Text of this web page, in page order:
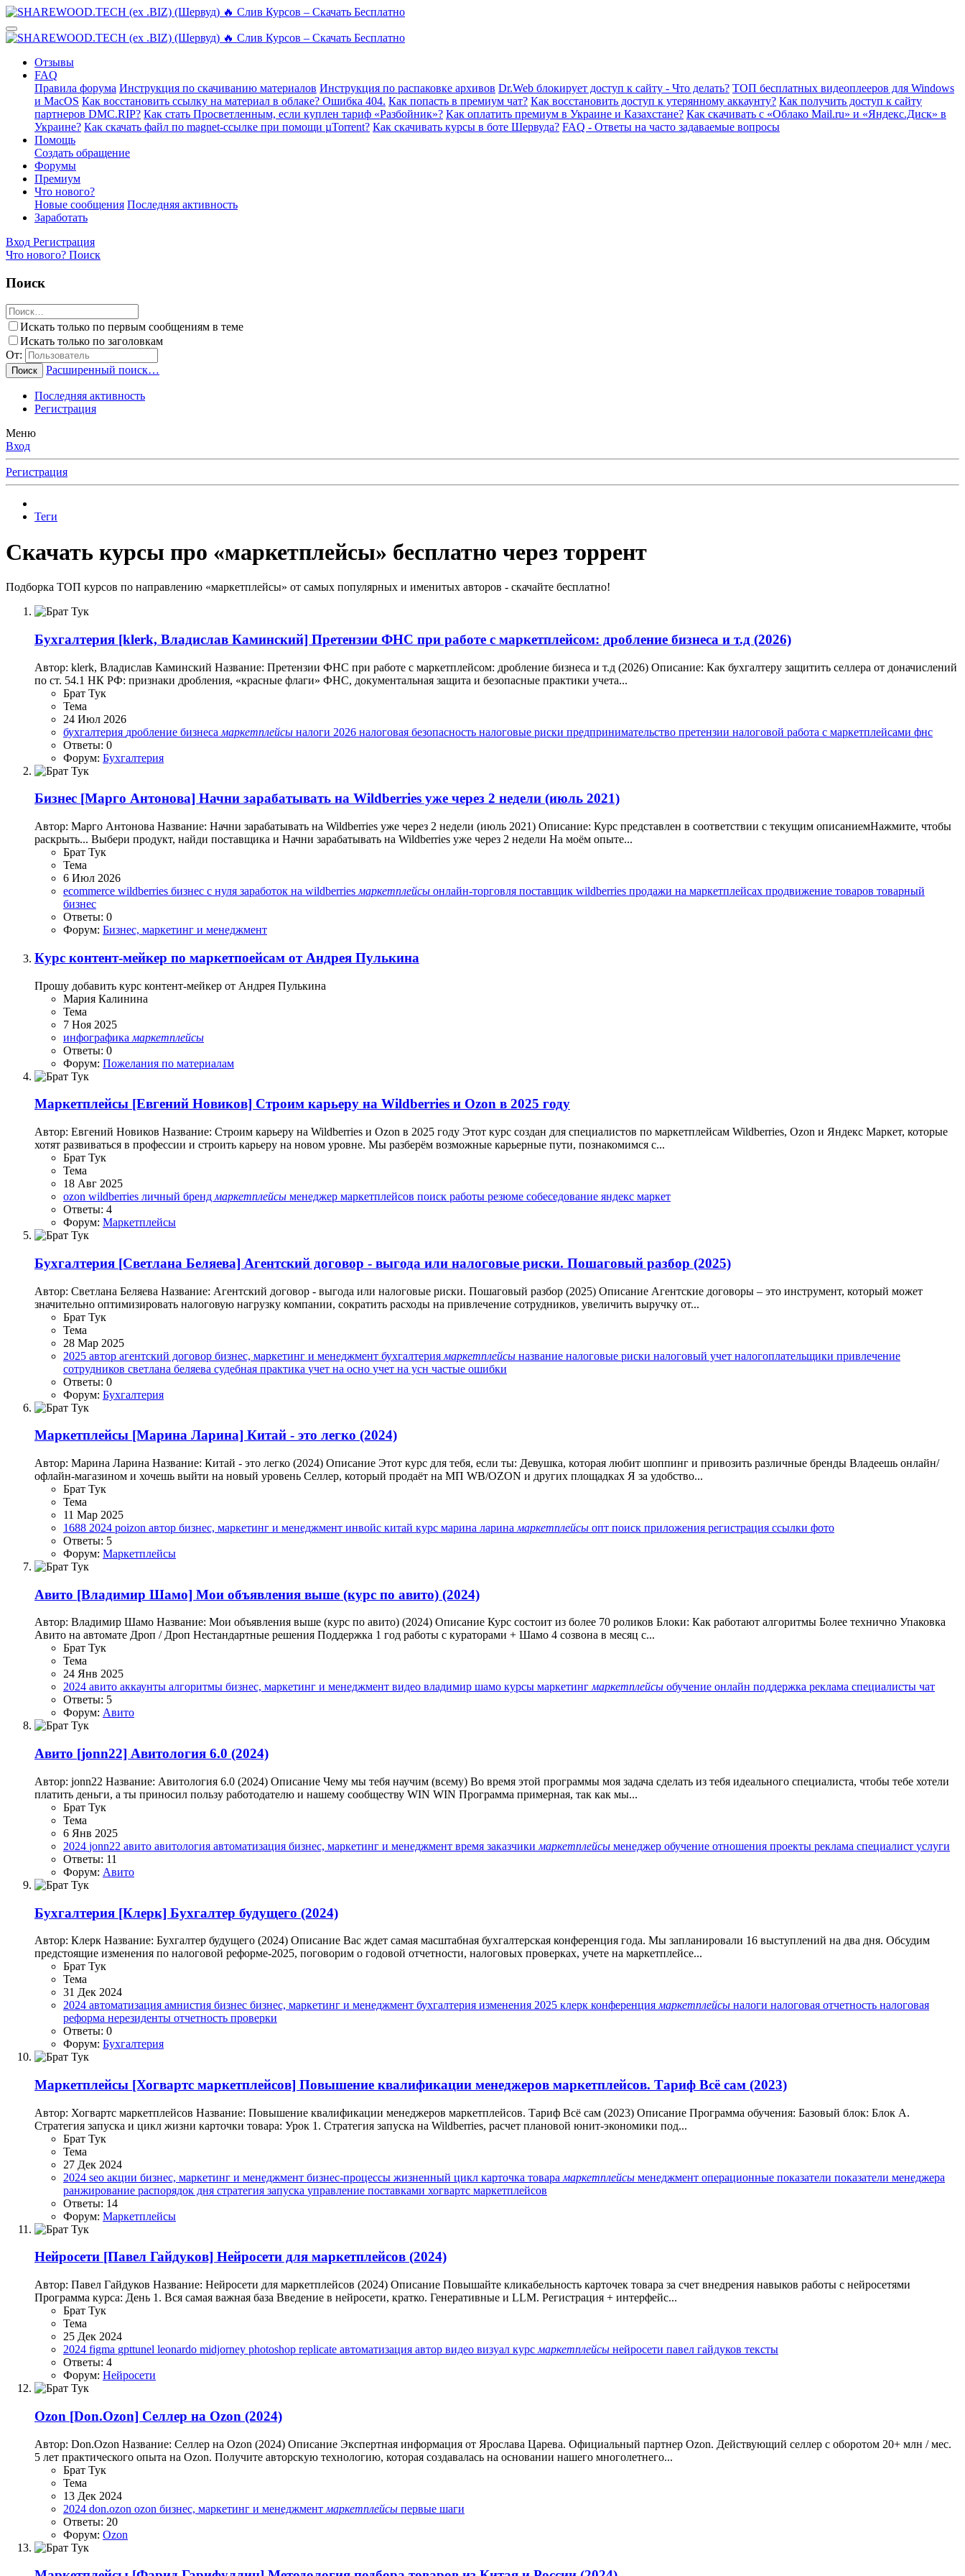
Отзывы
FAQ
Правила форума Инструкция по скачиванию материалов Инструкция по распаковке архивов Dr.Web блокирует доступ к сайту - Что делать? ТОП бесплатных видеоплееров для Windows
и MacOS Как восстановить ссылку на материал в облаке? Ошибка 404. Как попасть в премиум чат? Как восстановить доступ к утерянному аккаунту? Как получить доступ к сайту
партнеров DMC.RIP? Как стать Просветленным, если куплен тариф «Разбойник»? Как оплатить премиум в Украине и Казахстане? Как скачивать с «Облако Mail.ru» и «Яндекс.Диск» в
Украине? Как скачать файл по magnet-ссылке при помощи µTorrent? Как скачивать курсы в боте Шервуда? FAQ - Ответы на часто задаваемые вопросы
Помощь
Создать обращение
Форумы
Премиум
Что нового?
Новые сообщения Последняя активность
Заработать
Вход Регистрация
Что нового? Поиск
Поиск
Искать только по первым сообщениям в теме
Искать только по заголовкам
От:
Поиск Расширенный поиск…
Последняя активность
Регистрация
Меню
Вход
Регистрация
Теги
Скачать курсы про «маркетплейсы» бесплатно через торрент
Подборка ТОП курсов по направлению «маркетплейсы» от самых популярных и именитых авторов - скачайте бесплатно!
Бухгалтерия [klerk, Владислав Каминский] Претензии ФНС при работе с маркетплейсом: дробление бизнеса и т.д (2026)
Автор: klerk, Владислав Каминский Название: Претензии ФНС при работе с маркетплейсом: дробление бизнеса и т.д (2026) Описание: Как бухгалтеру защитить селлера от доначислений
по ст. 54.1 НК РФ: признаки дробления, «красные флаги» ФНС, документальная защита и безопасные практики учета...
Брат Тук
Тема
24 Июл 2026
бухгалтерия дробление бизнеса маркетплейсы налоги 2026 налоговая безопасность налоговые риски предпринимательство претензии налоговой работа с маркетплейсами фнс
Ответы: 0
Форум: Бухгалтерия
Бизнес [Марго Антонова] Начни зарабатывать на Wildberries уже через 2 недели (июль 2021)
Автор: Марго Антонова Название: Начни зарабатывать на Wildberries уже через 2 недели (июль 2021) Описание: Курс представлен в соответствии с текущим описаниемНажмите, чтобы
раскрыть... Выбери продукт, найди поставщика и Начни зарабатывать на Wildberries уже через 2 недели На моём опыте...
Брат Тук
Тема
6 Июл 2026
ecommerce wildberries бизнес с нуля заработок на wildberries маркетплейсы онлайн-торговля поставщик wildberries продажи на маркетплейсах продвижение товаров товарный
бизнес
Ответы: 0
Форум: Бизнес, маркетинг и менеджмент
Курс контент-мейкер по маркетпоейсам от Андрея Пулькина
Прошу добавить курс контент-мейкер от Андрея Пулькина
Мария Калинина
Тема
7 Ноя 2025
инфографика маркетплейсы
Ответы: 0
Форум: Пожелания по материалам
Маркетплейсы [Евгений Новиков] Строим карьеру на Wildberries и Ozon в 2025 году
Автор: Евгений Новиков Название: Строим карьеру на Wildberries и Ozon в 2025 году Этот курс создан для специалистов по маркетплейсам Wildberries, Ozon и Яндекс Маркет, которые
хотят развиваться в профессии и строить карьеру на новом уровне. Мы разберём возможные карьерные пути, познакомимся с...
Брат Тук
Тема
18 Авг 2025
ozon wildberries личный бренд маркетплейсы менеджер маркетплейсов поиск работы резюме собеседование яндекс маркет
Ответы: 4
Форум: Маркетплейсы
Бухгалтерия [Светлана Беляева] Агентский договор - выгода или налоговые риски. Пошаговый разбор (2025)
Автор: Светлана Беляева Название: Агентский договор - выгода или налоговые риски. Пошаговый разбор (2025) Описание Агентские договоры – это инструмент, который может
значительно оптимизировать налоговую нагрузку компании, сократить расходы на привлечение сотрудников, увеличить выручку от...
Брат Тук
Тема
28 Мар 2025
2025 автор агентский договор бизнес, маркетинг и менеджмент бухгалтерия маркетплейсы название налоговые риски налоговый учет налогоплательщики привлечение
сотрудников светлана беляева судебная практика учет на осно учет на усн частые ошибки
Ответы: 0
Форум: Бухгалтерия
Маркетплейсы [Марина Ларина] Китай - это легко (2024)
Автор: Марина Ларина Название: Китай - это легко (2024) Описание Этот курс для тебя, если ты: Девушка, которая любит шоппинг и привозить различные бренды Владеешь онлайн/
офлайн-магазином и хочешь выйти на новый уровень Селлер, который продаёт на МП WB/OZON и других площадках Я за удобство...
Брат Тук
Тема
11 Мар 2025
1688 2024 poizon автор бизнес, маркетинг и менеджмент инвойс китай курс марина ларина маркетплейсы опт поиск приложения регистрация ссылки фото
Ответы: 5
Форум: Маркетплейсы
Авито [Владимир Шамо] Мои объявления выше (курс по авито) (2024)
Автор: Владимир Шамо Название: Мои объявления выше (курс по авито) (2024) Описание Курс состоит из более 70 роликов Блоки: Как работают алгоритмы Более технично Упаковка
Авито на автомате Дроп / Дроп Нестандартные решения Поддержка 1 год работы с кураторами + Шамо 4 созвона в месяц с...
Брат Тук
Тема
24 Янв 2025
2024 авито аккаунты алгоритмы бизнес, маркетинг и менеджмент видео владимир шамо курсы маркетинг маркетплейсы обучение онлайн поддержка реклама специалисты чат
Ответы: 5
Форум: Авито
Авито [jonn22] Авитология 6.0 (2024)
Автор: jonn22 Название: Авитология 6.0 (2024) Описание Чему мы тебя научим (всему) Во время этой программы моя задача сделать из тебя идеального специалиста, чтобы тебе хотели
платить деньги, а ты приносил пользу работодателю и нашему сообществу WIN WIN Программа примерная, так как мы...
Брат Тук
Тема
6 Янв 2025
2024 jonn22 авито авитология автоматизация бизнес, маркетинг и менеджмент время заказчики маркетплейсы менеджер обучение отношения проекты реклама специалист услуги
Ответы: 11
Форум: Авито
Бухгалтерия [Клерк] Бухгалтер будущего (2024)
Автор: Клерк Название: Бухгалтер будущего (2024) Описание Вас ждет самая масштабная бухгалтерская конференция года. Мы запланировали 16 выступлений на два дня. Обсудим
предстоящие изменения по налоговой реформе-2025, поговорим о годовой отчетности, налоговых проверках, учете на маркетплейсе...
Брат Тук
Тема
31 Дек 2024
2024 автоматизация амнистия бизнес бизнес, маркетинг и менеджмент бухгалтерия изменения 2025 клерк конференция маркетплейсы налоги налоговая отчетность налоговая
реформа нерезиденты отчетность проверки
Ответы: 0
Форум: Бухгалтерия
Маркетплейсы [Хогвартс маркетплейсов] Повышение квалификации менеджеров маркетплейсов. Тариф Всё сам (2023)
Автор: Хогвартс маркетплейсов Название: Повышение квалификации менеджеров маркетплейсов. Тариф Всё сам (2023) Описание Программа обучения: Базовый блок: Блок А.
Стратегия запуска и цикл жизни карточки товара: Урок 1. Стратегия запуска на Wildberries, расчет плановой юнит-экономики под...
Брат Тук
Тема
27 Дек 2024
2024 seo акции бизнес, маркетинг и менеджмент бизнес-процессы жизненный цикл карточка товара маркетплейсы менеджмент операционные показатели показатели менеджера
ранжирование распорядок дня стратегия запуска управление поставками хогвартс маркетплейсов
Ответы: 14
Форум: Маркетплейсы
Нейросети [Павел Гайдуков] Нейросети для маркетплейсов (2024)
Автор: Павел Гайдуков Название: Нейросети для маркетплейсов (2024) Описание Повышайте кликабельность карточек товара за счет внедрения навыков работы с нейросетями
Программа курса: День 1. Вся самая важная база Введение в нейросети, кратко. Генеративные и LLM. Регистрация + интерфейс...
Брат Тук
Тема
25 Дек 2024
2024 figma gpttunel leonardo midjorney photoshop replicate автоматизация автор видео визуал курс маркетплейсы нейросети павел гайдуков тексты
Ответы: 4
Форум: Нейросети
Ozon [Don.Ozon] Селлер на Ozon (2024)
Автор: Don.Ozon Название: Селлер на Ozon (2024) Описание Экспертная информация от Ярослава Царева. Официальный партнер Ozon. Действующий селлер с оборотом 20+ млн / мес.
5 лет практического опыта на Ozon. Получите авторскую технологию, которая создавалась на основании нашего многолетнего...
Брат Тук
Тема
13 Дек 2024
2024 don.ozon ozon бизнес, маркетинг и менеджмент маркетплейсы первые шаги
Ответы: 20
Форум: Ozon